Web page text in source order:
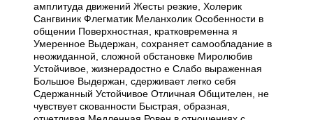
амплитуда движений Жесты резкие, Холерик
Сангвиник Флегматик Меланхолик Особенности в
общении Поверхностная, кратковременна я
Умеренное Выдержан, сохраняет самообладание в
неожиданной, сложной обстановке Миролюбив
Устойчивое, жизнерадостно е Слабо выраженная
Большое Выдержан, сдерживает легко себя
Сдержанный Устойчивое Отличная Общителен, не
чувствует скованности Быстрая, образная,